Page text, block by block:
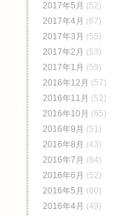
2017年5月 (52)
2017年4月 (67)
2017年3月 (55)
2017年2月 (53)
2017年1月 (59)
2016年12月 (57)
2016年11月 (52)
2016年10月 (65)
2016年9月 (51)
2016年8月 (43)
2016年7月 (64)
2016年6月 (52)
2016年5月 (60)
2016年4月 (49)